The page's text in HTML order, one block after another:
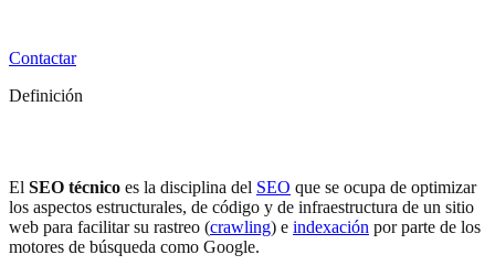
Contactar
Definición
El SEO técnico es la disciplina del SEO que se ocupa de optimizar
los aspectos estructurales, de código y de infraestructura de un sitio
web para facilitar su rastreo (crawling) e indexación por parte de los
motores de búsqueda como Google.